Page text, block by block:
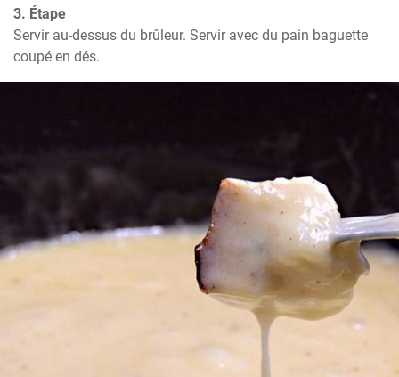
3. Étape
Servir au-dessus du brûleur. Servir avec du pain baguette
coupé en dés.